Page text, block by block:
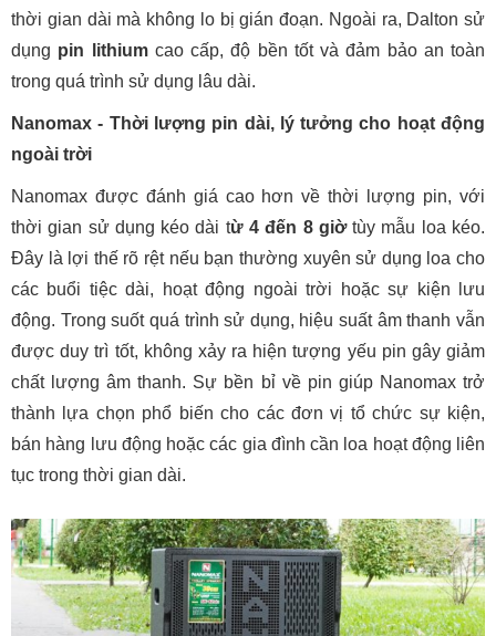
thời gian dài mà không lo bị gián đoạn. Ngoài ra, Dalton sử
dụng pin lithiumcao cấp, độ bền tốt và đảm bảo an toàn
trong quá trình sử dụng lâu dài.
Nanomax - Thời lượng pin dài, lý tưởng cho hoạt động
ngoài trời
Nanomax được đánh giá cao hơn về thời lượng pin, với
thời gian sử dụng kéo dài từ 4 đến 8 giờtùy mẫu loa kéo.
Đây là lợi thế rõ rệt nếu bạn thường xuyên sử dụng loa cho
các buổi tiệc dài, hoạt động ngoài trời hoặc sự kiện lưu
động. Trong suốt quá trình sử dụng, hiệu suất âm thanh vẫn
được duy trì tốt, không xảy ra hiện tượng yếu pin gây giảm
chất lượng âm thanh. Sự bền bỉ về pin giúp Nanomax trở
thành lựa chọn phổ biến cho các đơn vị tổ chức sự kiện,
bán hàng lưu động hoặc các gia đình cần loa hoạt động liên
tục trong thời gian dài.